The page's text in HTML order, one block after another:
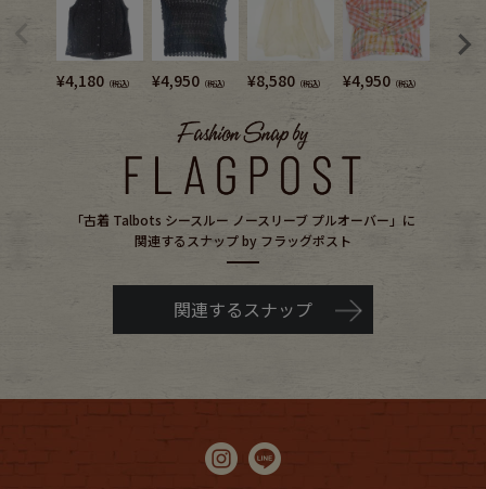
¥4,180 （税込） ¥4,950 （税込） ¥8,580 （税込） ¥4,950 （税込）
「古着 Talbots シースルー ノースリーブ プルオーバー」に
関連するスナップ by フラッグポスト
関連するスナップ